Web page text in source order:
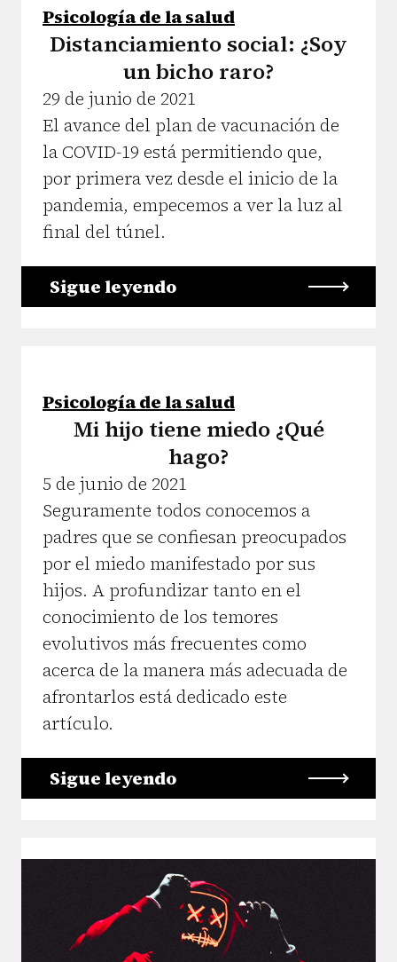
Psicología de la salud
Distanciamiento social: ¿Soy
un bicho raro?
29 de junio de 2021
El avance del plan de vacunación de
la COVID-19 está permitiendo que,
por primera vez desde el inicio de la
pandemia, empecemos a ver la luz al
final del túnel.
Sigue leyendo
Psicología de la salud
Mi hijo tiene miedo ¿Qué
hago?
5 de junio de 2021
Seguramente todos conocemos a
padres que se confiesan preocupados
por el miedo manifestado por sus
hijos. A profundizar tanto en el
conocimiento de los temores
evolutivos más frecuentes como
acerca de la manera más adecuada de
afrontarlos está dedicado este
artículo.
Sigue leyendo